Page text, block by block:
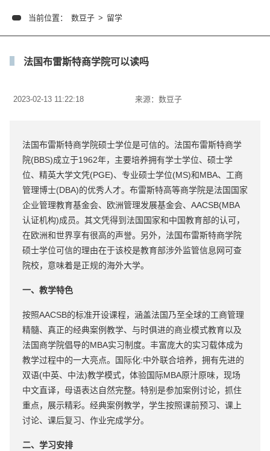
当前位置： 数豆子 > 留学
法国布雷斯特商学院可以读吗
2023-02-13 11:22:18 来源： 数豆子
法国布雷斯特商学院硕士学位是可信的。法国布雷斯特商学
院(BBS)成立于1962年，主要培养拥有学士学位、硕士学
位、精英大学文凭(PGE)、专业硕士学位(MS)和MBA、工商
管理博士(DBA)的优秀人才。布雷斯特高等商学院是法国国家
企业管理教育基金会、欧洲管理发展基金会、AACSB(MBA
认证机构)成员。其文凭得到法国国家和中国教育部的认可，
在欧洲和世界享有很高的声誉。另外，法国布雷斯特商学院
硕士学位可信的理由在于该校是教育部涉外监管信息网可查
院校，意味着是正规的海外大学。
一、教学特色
按照AACSB的标准开设课程，涵盖法国乃至全球的工商管理
精髓、真正的经典案例教学、与时俱进的商业模式教育以及
法国商学院倡导的MBA实习制度。丰富庞大的实习载体成为
教学过程中的一大亮点。国际化:中外联合培养，拥有先进的
双语(中英、中法)教学模式，体验国际MBA原汁原味，现场
中文直译，母语表达自然完整。特别是参加案例讨论，抓住
重点，展示精彩。经典案例教学，学生按照课前预习、课上
讨论、课后复习、作业完成学分。
二、学习安排